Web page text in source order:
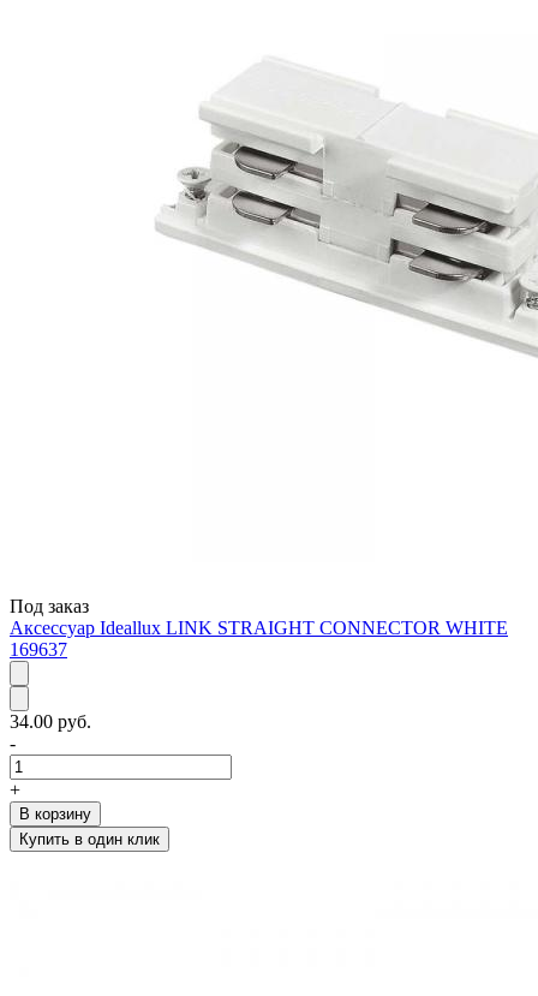
Под заказ
Аксессуар Ideallux LINK STRAIGHT CONNECTOR WHITE
169637
34.00 руб.
-
+
В корзину
Купить в один клик